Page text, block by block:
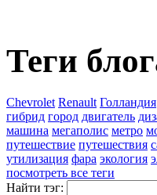
Теги
Chevrolet Renault Голландия
гибрид город двигатель
машина мегаполис метро
путешествие путешествия
утилизация фара экология
посмотреть все теги
Найти тэг: